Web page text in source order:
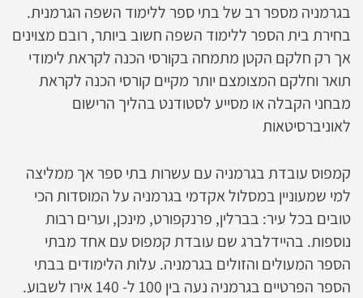
בגרמניה מספר רב של בתי ספר ללימוד השפה הגרמנית.
בחירת בית הספר ללימוד השפה חשוב ביותר, רובם מצוינים
אך רק חלקם הקטן מתמחה בקורסי הכנה לקראת לימודי
תואר וחלקם המצומצם יותר מקיים קורסי הכנה לקראת
מבחני הקבלה או מסייע לסטודנט בהליך הרישום
לאוניברסיטאות
קמפוס עובדת בגרמניה עם עשרות בתי ספר אך ממליצה
למי שמעוניין במסלול אקדמי בגרמניה על המוסדות הכי
טובים בכל עיר: בברלין, פרנקפורט, מינכן, וערים רבות
נוספות. בהיידלברג שם עובדת קמפוס עם אחד מבתי
הספר המעולים והזולים בגרמניה. עלות הלימודים בבתי
הספר הפרטיים בגרמניה נעה בין 100 ל- 140 אירו לשבוע.